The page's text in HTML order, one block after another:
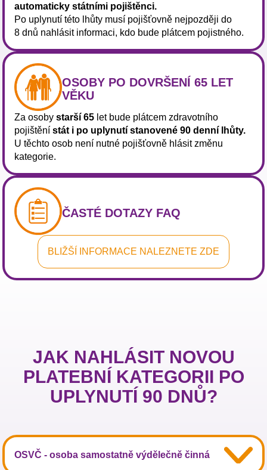
automaticky státními pojištěnci.
Po uplynutí této lhůty musí pojišťovně nejpozději do
8 dnů nahlásit informaci, kdo bude plátcem pojistného.
OSOBY PO DOVRŠENÍ 65 LET
VĚKU
Za osoby starší 65 let bude plátcem zdravotního
pojištění stát i po uplynutí stanovené 90 denní lhůty.
U těchto osob není nutné pojišťovně hlásit změnu
kategorie.
ČASTÉ DOTAZY FAQ
BLIŽŠÍ INFORMACE NALEZNETE ZDE
JAK NAHLÁSIT NOVOU
PLATEBNÍ KATEGORII PO
UPLYNUTÍ 90 DNŮ?
OSVČ - osoba samostatně výdělečně činná